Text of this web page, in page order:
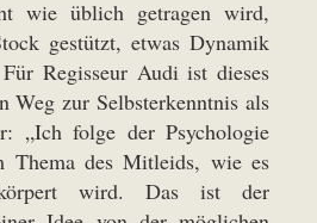
wie üblich getragen wird,
gestützt, etwas Dynamik
Regisseur Audi ist dieses
Weg zur Selbsterkenntnis als
„Ich folge der Psychologie
Thema des Mitleids, wie es
wird. Das ist der